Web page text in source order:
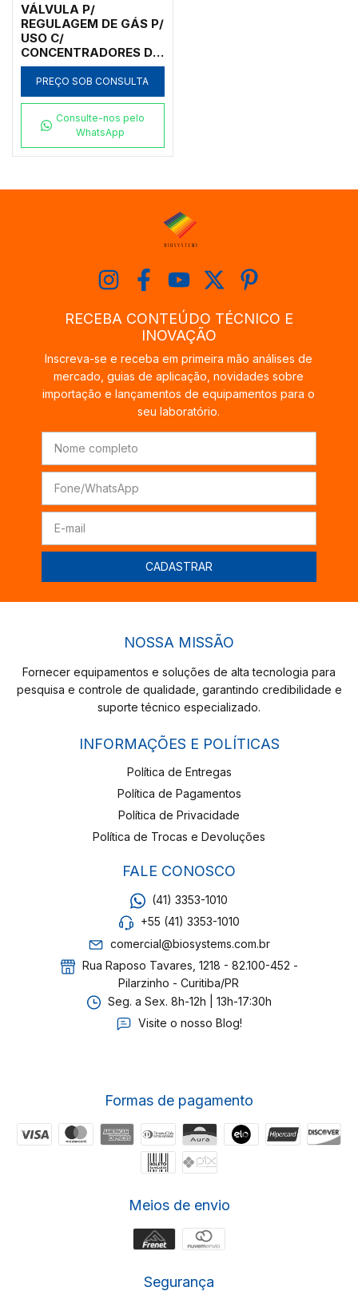
VÁLVULA P/
REGULAGEM DE GÁS P/
USO C/
CONCENTRADORES DE
AMOSTRAS
DRYBLOCK - NDK-GV
PREÇO SOB CONSULTA
Consulte-nos pelo
WhatsApp
RECEBA CONTEÚDO TÉCNICO E
INOVAÇÃO
Inscreva-se e receba em primeira mão análises de
mercado, guias de aplicação, novidades sobre
importação e lançamentos de equipamentos para o
seu laboratório.
NOSSA MISSÃO
Fornecer equipamentos e soluções de alta tecnologia para
pesquisa e controle de qualidade, garantindo credibilidade e
suporte técnico especializado.
INFORMAÇÕES E POLÍTICAS
Política de Entregas
Política de Pagamentos
Política de Privacidade
Política de Trocas e Devoluções
FALE CONOSCO
(41) 3353-1010
+55 (41) 3353-1010
comercial@biosystems.com.br
Rua Raposo Tavares, 1218 - 82.100-452 -
Pilarzinho - Curitiba/PR
Seg. a Sex. 8h-12h | 13h-17:30h
Visite o nosso Blog!
Formas de pagamento
Meios de envio
Segurança